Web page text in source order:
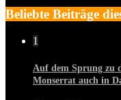
Beliebte Beiträge
1
Auf dem Sprung zu
Monserrat auch in